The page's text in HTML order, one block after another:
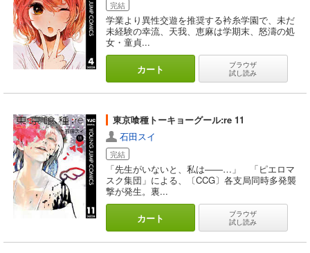
完結
学業より異性交遊を推奨する衿糸学園で、未だ
未経験の幸流、天我、恵麻は学期末、怒濤の処
女・童貞...
カート
ブラウザ
試し読み
東京喰種トーキョーグール:re 11
石田スイ
完結
「先生がいないと、私は――…」 「ピエロマ
スク集団」による、〔CCG〕各支局同時多発襲
撃が発生。裏...
カート
ブラウザ
試し読み